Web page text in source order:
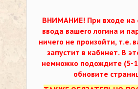
ВНИМАНИЕ! При входе на
ввода вашего логина и
ничего не произойти, т.е.
запустит в кабинет. В
немножко подождите (5-
обновите